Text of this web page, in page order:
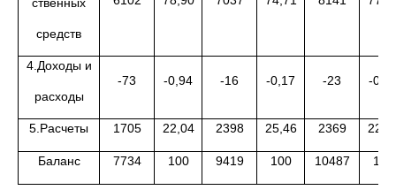
средств
4.Доходы и
расходы
-73 -0,94 -16 -0,17 -23 -
5.Расчеты 1705 22,04 2398 25,46 2369
Баланс 7734 100 9419 100 10487 100